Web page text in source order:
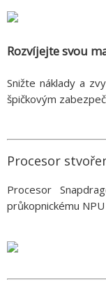
Rozvíjejte svou
Snižte náklady a
špičkovým
Procesor
Procesor
průkopnickému